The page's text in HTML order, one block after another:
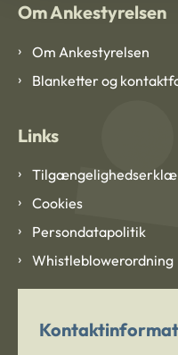
Om Ankestyrelsen
Om Ankestyrelsen
Blanketter og
Links
Cookies
Persondatapolitik
Whistleblowerordning